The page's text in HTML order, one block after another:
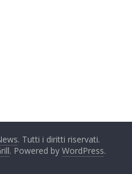
. Tutti i diritti riservati.
. Powered by WordPress.